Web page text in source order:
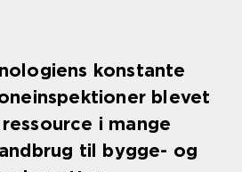
konstante
blevet
i mange
til bygge- og